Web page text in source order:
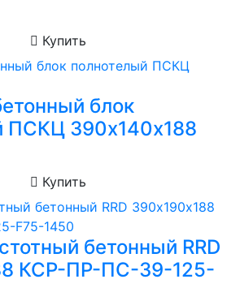
Купить
блок
ПСКЦ 390х140х188
Купить
бетонный RRD
КСР-ПР-ПС-39-125-